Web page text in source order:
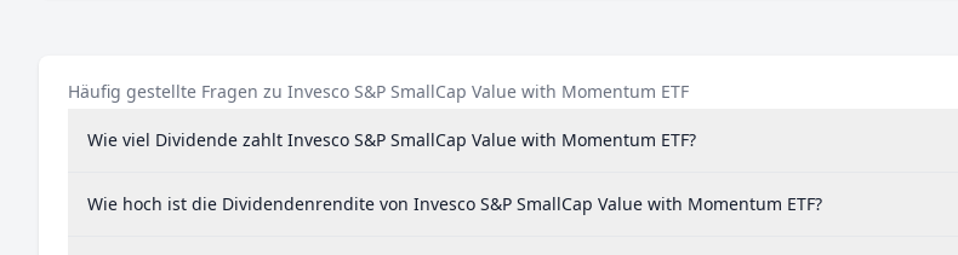
Häufig gestellte Fragen zu Invesco S&P SmallCap Value with Momentum ETF
Wie viel Dividende zahlt Invesco S&P SmallCap Value with Momentum ETF?
Wie hoch ist die Dividendenrendite von Invesco S&P SmallCap Value with Momentum ETF?